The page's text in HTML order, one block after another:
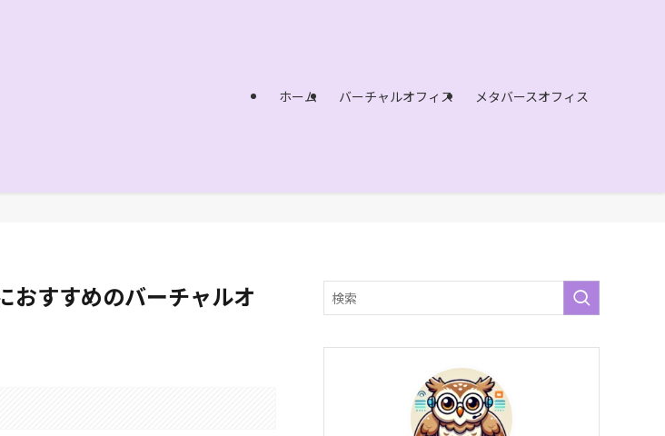
ホーム バーチャルオフィス メタバースオフィス
おすすめのバーチャルオ